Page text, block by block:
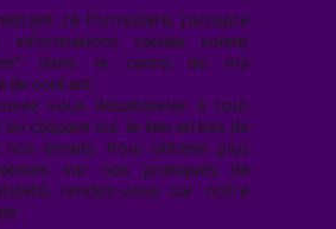
ce formulaire, j’accepte
informations saisies soient
dans le cadre de ma
de contact.
vous désabonner à tout
cliquant sur le lien en bas de
emails. Pour obtenir plus
sur nos pratiques de
rendez-vous sur notre